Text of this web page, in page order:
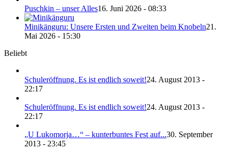
Puschkin – unser Alles16. Juni 2026 - 08:33
Minikänguru: Unsere Ersten und Zweiten beim Knobeln21.
Mai 2026 - 15:30
Beliebt
Schuleröffnung. Es ist endlich soweit!24. August 2013 -
22:17
Schuleröffnung. Es ist endlich soweit!24. August 2013 -
22:17
„U Lukomorja…“ – kunterbuntes Fest auf...30. September
2013 - 23:45